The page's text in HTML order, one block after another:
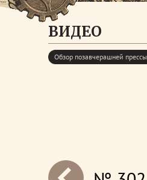
ВИДЕО
Обзор позавчерашней прессы